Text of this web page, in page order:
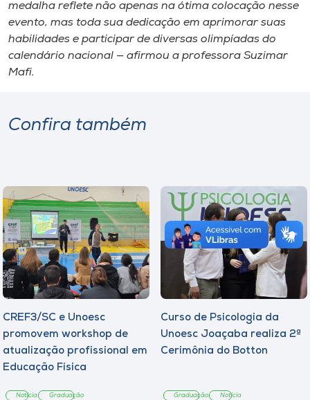
medalha reflete não apenas na ótima colocação nesse
evento, mas toda sua dedicação em aprimorar suas
habilidades e participar de diversas olimpíadas do
calendário nacional — afirmou a professora Suzimar
Mafi.
Confira também
CREF3/SC e Unoesc
promovem workshop de
atualização profissional em
Educação Física
Notícia Graduação
Curso de Psicologia da
Unoesc Joaçaba realiza 2ª
Cerimônia do Botton
Graduação Notícia